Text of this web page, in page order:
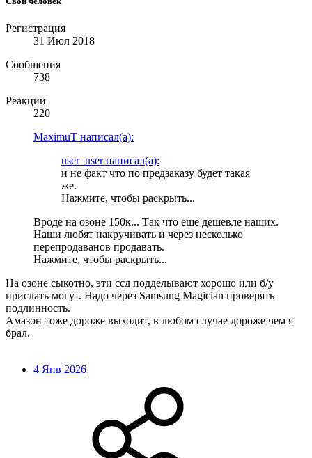
Регистрация
31 Июл 2018
Сообщения
738
Реакции
220
MaximuT написал(а):
user_user написал(а):
и не факт что по предзаказу будет такая
же.
Нажмите, чтобы раскрыть...
Вроде на озоне 150к... Так что ещё дешевле наших.
Наши любят накручивать и через несколько
перепродаванов продавать.
Нажмите, чтобы раскрыть...
На озоне сыкотно, эти ссд подделывают хорошо или б/у
прислать могут. Надо через Samsung Magician проверять
подлинность.
Амазон тоже дороже выходит, в любом случае дороже чем я
брал.
4 Янв 2026